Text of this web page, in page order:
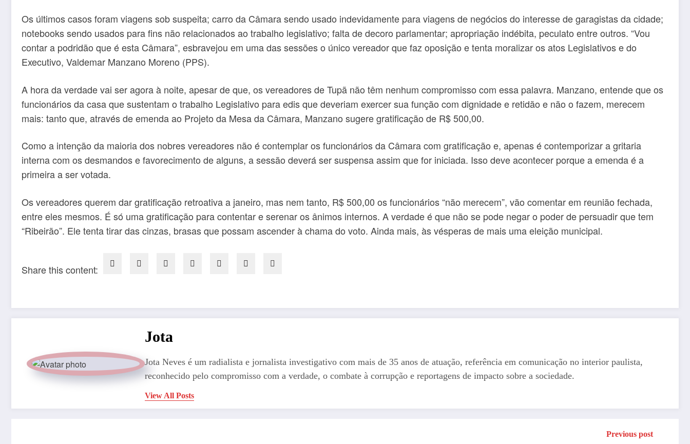
Os últimos casos foram viagens sob suspeita; carro da Câmara sendo usado indevidamente para viagens de negócios do interesse de garagistas da cidade;
notebooks sendo usados para fins não relacionados ao trabalho legislativo; falta de decoro parlamentar; apropriação indébita, peculato entre outros. “Vou
contar a podridão que é esta Câmara”, esbravejou em uma das sessões o único vereador que faz oposição e tenta moralizar os atos Legislativos e do
Executivo, Valdemar Manzano Moreno (PPS).
A hora da verdade vai ser agora à noite, apesar de que, os vereadores de Tupã não têm nenhum compromisso com essa palavra. Manzano, entende que os
funcionários da casa que sustentam o trabalho Legislativo para edis que deveriam exercer sua função com dignidade e retidão e não o fazem, merecem
mais: tanto que, através de emenda ao Projeto da Mesa da Câmara, Manzano sugere gratificação de R$ 500,00.
Como a intenção da maioria dos nobres vereadores não é contemplar os funcionários da Câmara com gratificação e, apenas é contemporizar a gritaria
interna com os desmandos e favorecimento de alguns, a sessão deverá ser suspensa assim que for iniciada. Isso deve acontecer porque a emenda é a
primeira a ser votada.
Os vereadores querem dar gratificação retroativa a janeiro, mas nem tanto, R$ 500,00 os funcionários “não merecem”, vão comentar em reunião fechada,
entre eles mesmos. É só uma gratificação para contentar e serenar os ânimos internos. A verdade é que não se pode negar o poder de persuadir que tem
“Ribeirão”. Ele tenta tirar das cinzas, brasas que possam ascender à chama do voto. Ainda mais, às vésperas de mais uma eleição municipal.
Share this content:
Jota
Jota Neves é um radialista e jornalista investigativo com mais de 35 anos de atuação, referência em comunicação no interior paulista,
reconhecido pelo compromisso com a verdade, o combate à corrupção e reportagens de impacto sobre a sociedade.
View All Posts
Previous post